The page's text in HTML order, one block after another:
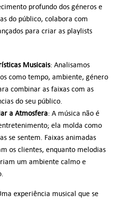
profundo dos géneros e
do público, colabora com
para criar as playlists
Musicais: Analisamos
como tempo, ambiente, género
combinar as faixas com as
do seu público.
a Atmosfera: A música não é
ela molda como
se sentem. Faixas animadas
os clientes, enquanto melodias
um ambiente calmo e
experiência musical que se